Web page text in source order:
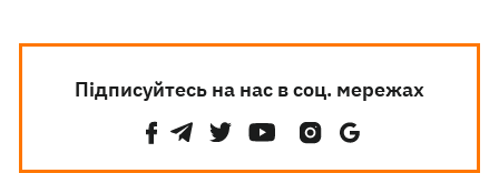
Підписуйтесь на нас в соц. мережах